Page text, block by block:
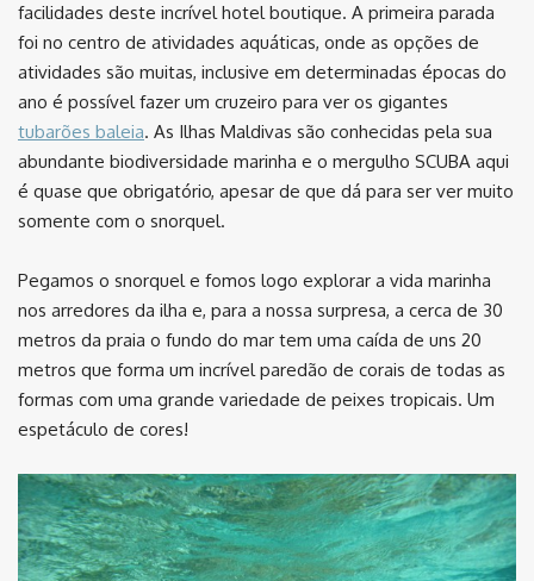
facilidades deste incrível hotel boutique. A primeira parada
foi no centro de atividades aquáticas, onde as opções de
atividades são muitas, inclusive em determinadas épocas do
ano é possível fazer um cruzeiro para ver os gigantes
tubarões baleia. As Ilhas Maldivas são conhecidas pela sua
abundante biodiversidade marinha e o mergulho SCUBA aqui
é quase que obrigatório, apesar de que dá para ser ver muito
somente com o snorquel.
Pegamos o snorquel e fomos logo explorar a vida marinha
nos arredores da ilha e, para a nossa surpresa, a cerca de 30
metros da praia o fundo do mar tem uma caída de uns 20
metros que forma um incrível paredão de corais de todas as
formas com uma grande variedade de peixes tropicais. Um
espetáculo de cores!